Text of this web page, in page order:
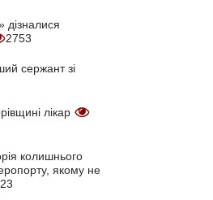
дізналися
2753
сержант зі
лікар
колишнього
якому не